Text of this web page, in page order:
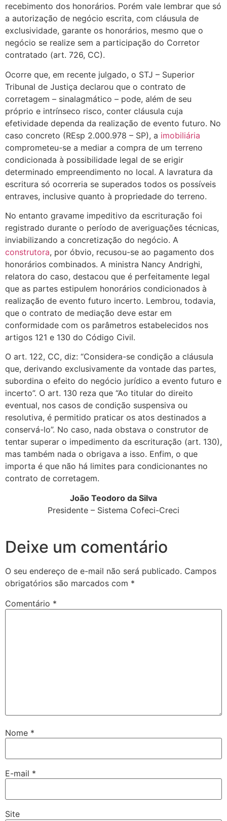
recebimento dos honorários. Porém vale lembrar que só
a autorização de negócio escrita, com cláusula de
exclusividade, garante os honorários, mesmo que o
negócio se realize sem a participação do Corretor
contratado (art. 726, CC).
Ocorre que, em recente julgado, o STJ – Superior
Tribunal de Justiça declarou que o contrato de
corretagem – sinalagmático – pode, além de seu
próprio e intrínseco risco, conter cláusula cuja
efetividade dependa da realização de evento futuro. No
caso concreto (REsp 2.000.978 – SP), a imobiliária
comprometeu-se a mediar a compra de um terreno
condicionada à possibilidade legal de se erigir
determinado empreendimento no local. A lavratura da
escritura só ocorreria se superados todos os possíveis
entraves, inclusive quanto à propriedade do terreno.
No entanto gravame impeditivo da escrituração foi
registrado durante o período de averiguações técnicas,
inviabilizando a concretização do negócio. A
construtora, por óbvio, recusou-se ao pagamento dos
honorários combinados. A ministra Nancy Andrighi,
relatora do caso, destacou que é perfeitamente legal
que as partes estipulem honorários condicionados à
realização de evento futuro incerto. Lembrou, todavia,
que o contrato de mediação deve estar em
conformidade com os parâmetros estabelecidos nos
artigos 121 e 130 do Código Civil.
O art. 122, CC, diz: “Considera-se condição a cláusula
que, derivando exclusivamente da vontade das partes,
subordina o efeito do negócio jurídico a evento futuro e
incerto”. O art. 130 reza que “Ao titular do direito
eventual, nos casos de condição suspensiva ou
resolutiva, é permitido praticar os atos destinados a
conservá-lo”. No caso, nada obstava o construtor de
tentar superar o impedimento da escrituração (art. 130),
mas também nada o obrigava a isso. Enfim, o que
importa é que não há limites para condicionantes no
contrato de corretagem.
João Teodoro da Silva
Presidente – Sistema Cofeci-Creci
Deixe um comentário
O seu endereço de e-mail não será publicado. Campos
obrigatórios são marcados com *
Comentário *
Nome *
E-mail *
Site